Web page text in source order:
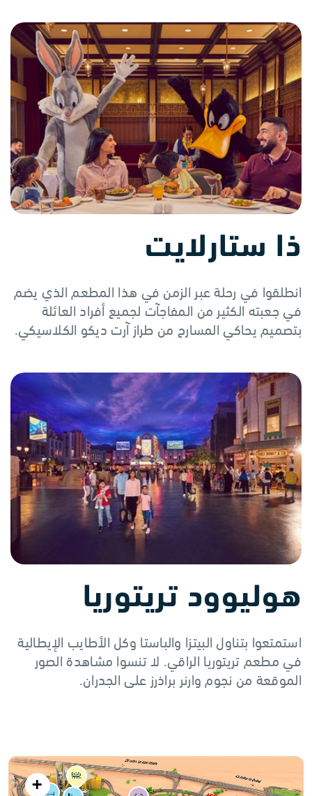
ذا ستارلايت
انطلقوا في رحلة عبر الزمن في هذا المطعم الذي يضم
في جعبته الكثير من المفاجآت لجميع أفراد العائلة
بتصميم يحاكي المسارح من طراز آرت ديكو الكلاسيكي.
هوليوود تريتوريا
استمتعوا بتناول البيتزا والباستا وكل الأطايب الإيطالية
في مطعم تريتوريا الراقي. لا تنسوا مشاهدة الصور
الموقعة من نجوم وارنر براذرز على الجدران.
+